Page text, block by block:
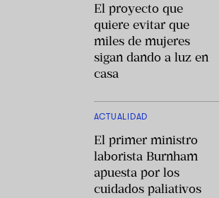
El proyecto que
quiere evitar que
miles de mujeres
sigan dando a luz en
casa
ACTUALIDAD
El primer ministro
laborista Burnham
apuesta por los
cuidados paliativos